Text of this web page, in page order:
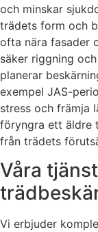
och minskar
trädets form och
ofta nära fasader
säker riggning
planerar
exempel JAS-
stress och främja
föryngra ett äldre
från trädets
Våra
Vi erbjuder